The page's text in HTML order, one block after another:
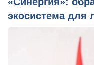
экосистема для